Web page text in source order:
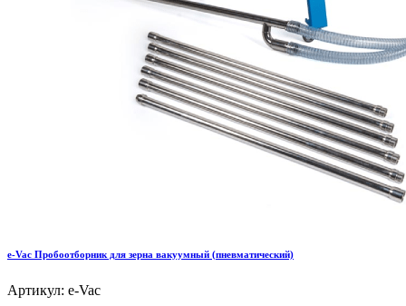
e-Vac Пробоотборник для зерна вакуумный (пневматический)
Артикул: e-Vac